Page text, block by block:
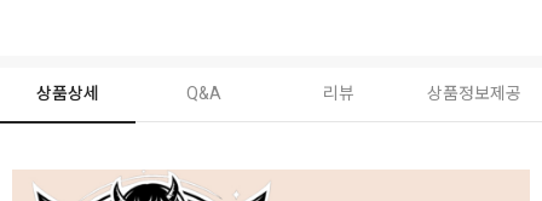
상품상세 Q&A 리뷰 상품정보제공